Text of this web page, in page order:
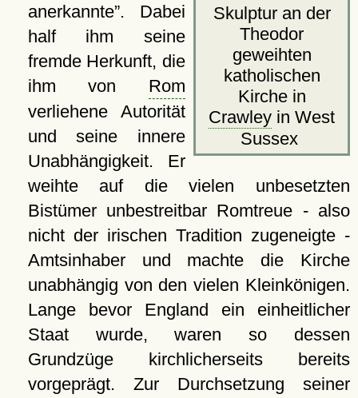
Skulptur an der
Theodor
geweihten
katholischen
Kirche in
Crawley in West
Sussex
anerkannte . Dabei
half ihm seine
fremde Herkunft, die
ihm von Rom
verliehene Autorität
und seine innere
Unabhängigkeit. Er
weihte auf die vielen unbesetzten
Bistümer unbestreitbar Romtreue - also
nicht der irischen Tradition zugeneigte -
Amtsinhaber und machte die Kirche
unabhängig von den vielen Kleinkönigen.
Lange bevor England ein einheitlicher
Staat wurde, waren so dessen
Grundzüge kirchlicherseits bereits
vorgeprägt. Zur Durchsetzung seiner